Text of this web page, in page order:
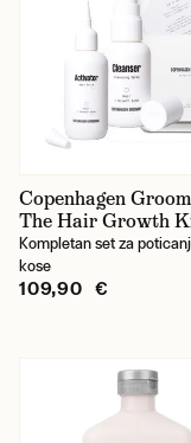
Copenhagen
The Hair Growth
Kompletan set za
kose
109,90 €